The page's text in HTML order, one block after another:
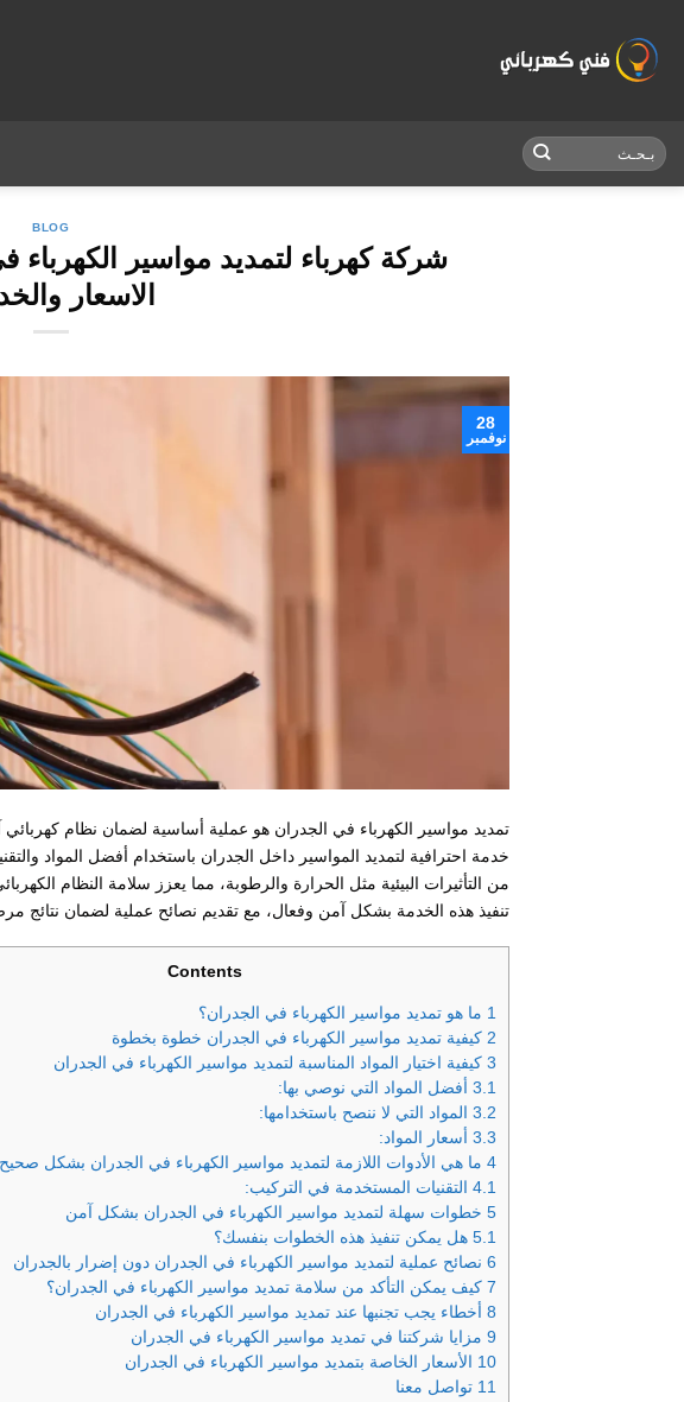
content
BLOG
الاسعار
28
نوفمبر
تمديد مواسير الكهرباء في الجدران هو عملية أساسية لضمان نظام
خدمة احترافية لتمديد المواسير داخل الجدران باستخدام أفضل المواد
من التأثيرات البيئية مثل الحرارة والرطوبة، مما يعزز سلامة النظام
تنفيذ هذه الخدمة بشكل آمن وفعال، مع تقديم نصائح عملية لضمان نتائج
Contents
1 ما هو تمديد مواسير الكهرباء في الجدران؟
2 كيفية تمديد مواسير الكهرباء في الجدران خطوة بخطوة
3 كيفية اختيار المواد المناسبة لتمديد مواسير الكهرباء في الجدران
3.1 أفضل المواد التي نوصي بها:
3.2 المواد التي لا ننصح باستخدامها:
3.3 أسعار المواد:
4 ما هي الأدوات اللازمة لتمديد مواسير الكهرباء في الجدران بشكل
4.1 التقنيات المستخدمة في التركيب:
5 خطوات سهلة لتمديد مواسير الكهرباء في الجدران بشكل آمن
5.1 هل يمكن تنفيذ هذه الخطوات بنفسك؟
6 نصائح عملية لتمديد مواسير الكهرباء في الجدران دون إضرار بالجدران
7 كيف يمكن التأكد من سلامة تمديد مواسير الكهرباء في الجدران؟
8 أخطاء يجب تجنبها عند تمديد مواسير الكهرباء في الجدران
9 مزايا شركتنا في تمديد مواسير الكهرباء في الجدران
10 الأسعار الخاصة بتمديد مواسير الكهرباء في الجدران
11 تواصل معنا